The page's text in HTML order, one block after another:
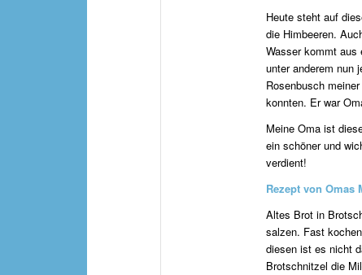
Heute steht auf
die Himbeeren.
Wasser kommt aus
unter anderem nun
Rosenbusch
konnten. Er war
Meine Oma ist
ein schöner und
verdient!
Rezept von Omas
Altes Brot in
salzen. Fast
diesen ist es nicht
Brotschnitzel die